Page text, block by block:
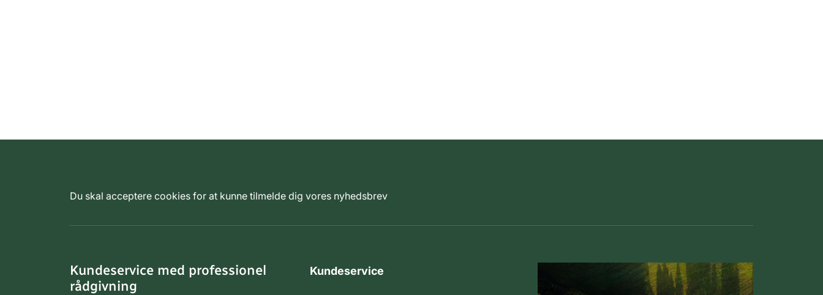
Du skal acceptere cookies for at kunne tilmelde dig vores nyhedsbrev
Kundeservice med professionel
rådgivning
Kundeservice